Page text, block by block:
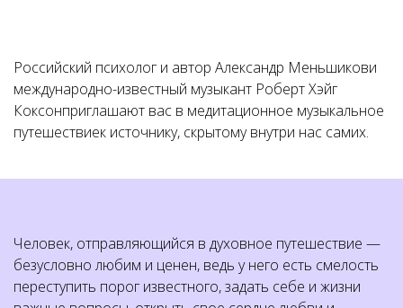
Российский психолог и автор Александр Меньшикови
международно-известный музыкант Роберт Хэйг
Коксонприглашают вас в медитационное музыкальное
путешествиек источнику, скрытому внутри нас самих.
Человек, отправляющийся в духовное путешествие —
безусловно любим и ценен, ведь у него есть смелость
переступить порог известного, задать себе и жизни